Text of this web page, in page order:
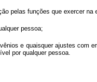
pelas funções que exercer na
pessoa;
e quaisquer ajustes com
por qualquer pessoa.